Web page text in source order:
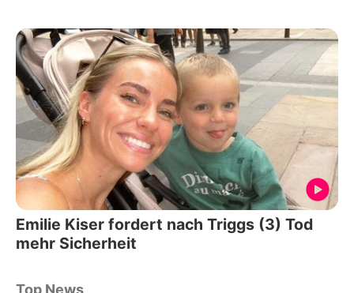
Emilie Kiser fordert nach Triggs (3) Tod
mehr Sicherheit
Top News